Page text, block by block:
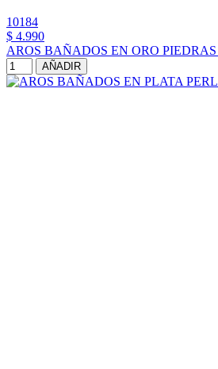
10184
$ 4.990
AROS BAÑADOS EN ORO PIEDRAS
AÑADIR